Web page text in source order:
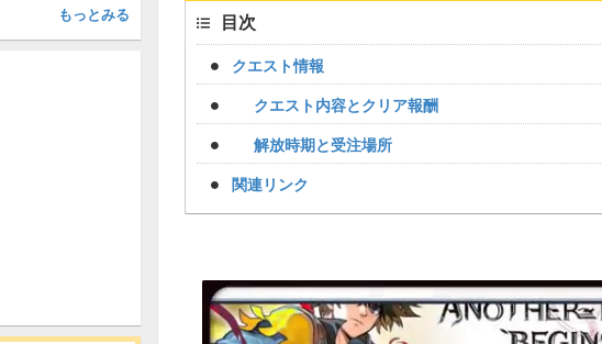
目次
クエスト情報
クエスト内容とクリア報酬
解放時期と受注場所
関連リンク
もっとみる